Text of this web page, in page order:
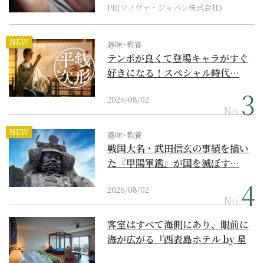
PR(ソノヴァ・ジャパン株式会社)
NEW 趣味･教養
テンポが良くて登場キャラがすぐ
好きになる！スペシャル時代…
2026/08/02
No.
NEW 趣味･教養
戦国大名・武田信玄の事績を描い
た『甲陽軍鑑』が国を滅ぼす…
2026/08/02
No.
客室はすべて海側にあり、眼前に
海が広がる『西表島ホテル by 星